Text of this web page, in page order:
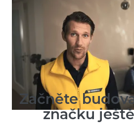
Pneumatiky.cz + Taste:
vybrané kreativě jsme
rychleji než celý trh.“
Začněte
značku